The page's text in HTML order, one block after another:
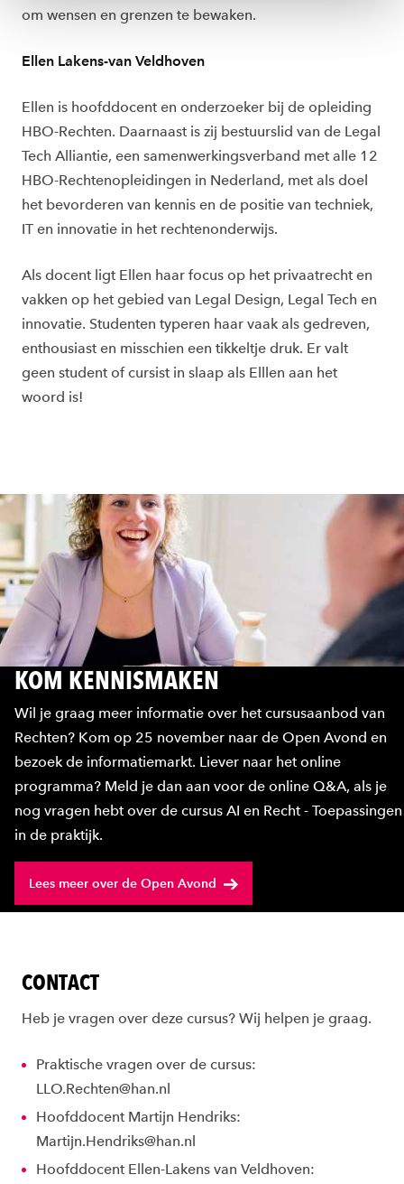
om wensen en grenzen te bewaken.
Ellen Lakens-van Veldhoven
Ellen is hoofddocent en onderzoeker bij de opleiding
HBO-Rechten. Daarnaast is zij bestuurslid van de Legal
Tech Alliantie, een samenwerkingsverband met alle 12
HBO-Rechtenopleidingen in Nederland, met als doel
het bevorderen van kennis en de positie van techniek,
IT en innovatie in het rechtenonderwijs.
Als docent ligt Ellen haar focus op het privaatrecht en
vakken op het gebied van Legal Design, Legal Tech en
innovatie. Studenten typeren haar vaak als gedreven,
enthousiast en misschien een tikkeltje druk. Er valt
geen student of cursist in slaap als Elllen aan het
woord is!
KOM KENNISMAKEN
Wil je graag meer informatie over het cursusaanbod van
Rechten? Kom op 25 november naar de Open Avond en
bezoek de informatiemarkt. Liever naar het online
programma? Meld je dan aan voor de online Q&A, als je
nog vragen hebt over de cursus AI en Recht - Toepassingen
in de praktijk.
Lees meer over de Open Avond
CONTACT
Heb je vragen over deze cursus? Wij helpen je graag.
Praktische vragen over de cursus:
LLO.Rechten@han.nl
Hoofddocent Martijn Hendriks:
Martijn.Hendriks@han.nl
Hoofddocent Ellen-Lakens van Veldhoven: